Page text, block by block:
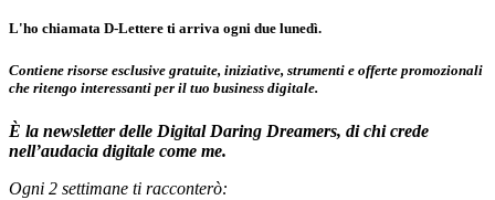
L'ho chiamata D-Lettere ti arriva ogni due lunedì.
Contiene risorse esclusive gratuite, iniziative, strumenti e offerte promozionali
che ritengo interessanti per il tuo business digitale.
È la newsletter delle Digital Daring Dreamers, di chi crede
nell’audacia digitale come me.
Ogni 2 settimane ti racconterò: